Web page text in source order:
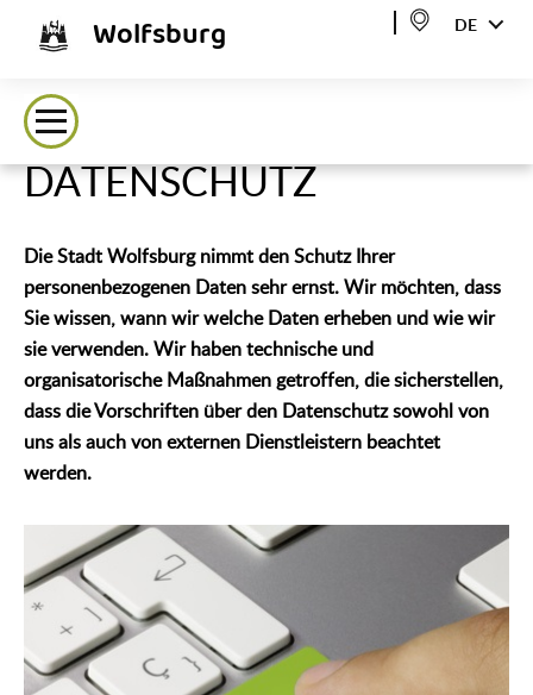
Wolfsburg DE
DATENSCHUTZ
Die Stadt Wolfsburg nimmt den Schutz Ihrer
personenbezogenen Daten sehr ernst. Wir möchten, dass
Sie wissen, wann wir welche Daten erheben und wie wir
sie verwenden. Wir haben technische und
organisatorische Maßnahmen getroffen, die sicherstellen,
dass die Vorschriften über den Datenschutz sowohl von
uns als auch von externen Dienstleistern beachtet
werden.